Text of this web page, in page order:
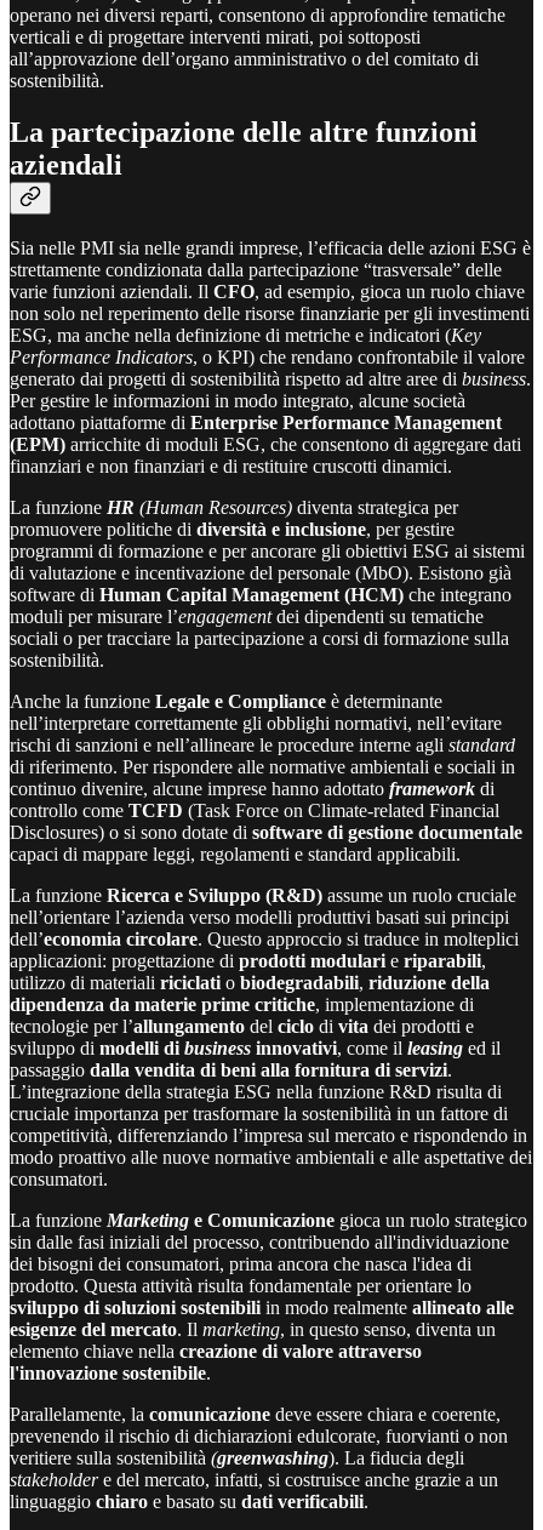
operano nei diversi reparti, consentono di approfondire tematiche
verticali e di progettare interventi mirati, poi sottoposti
all’approvazione dell’organo amministrativo o del comitato di
sostenibilità.
La partecipazione delle altre funzioni
aziendali
Sia nelle PMI sia nelle grandi imprese, l’efficacia delle azioni ESG è
strettamente condizionata dalla partecipazione “trasversale” delle
varie funzioni aziendali. Il CFO, ad esempio, gioca un ruolo chiave
non solo nel reperimento delle risorse finanziarie per gli investimenti
ESG, ma anche nella definizione di metriche e indicatori (Key
Performance Indicators, o KPI) che rendano confrontabile il valore
generato dai progetti di sostenibilità rispetto ad altre aree di business.
Per gestire le informazioni in modo integrato, alcune società
adottano piattaforme di Enterprise Performance Management
(EPM) arricchite di moduli ESG, che consentono di aggregare dati
finanziari e non finanziari e di restituire cruscotti dinamici.
La funzione HR (Human Resources) diventa strategica per
promuovere politiche di diversità e inclusione, per gestire
programmi di formazione e per ancorare gli obiettivi ESG ai sistemi
di valutazione e incentivazione del personale (MbO). Esistono già
software di Human Capital Management (HCM) che integrano
moduli per misurare l’engagementdei dipendenti su tematiche
sociali o per tracciare la partecipazione a corsi di formazione sulla
sostenibilità.
Anche la funzione Legale e Compliance è determinante
nell’interpretare correttamente gli obblighi normativi, nell’evitare
rischi di sanzioni e nell’allineare le procedure interne agli standard
di riferimento. Per rispondere alle normative ambientali e sociali in
continuo divenire, alcune imprese hanno adottato framework di
controllo come TCFD (Task Force on Climate-related Financial
Disclosures) o si sono dotate di software di gestione documentale
capaci di mappare leggi, regolamenti e standard applicabili.
La funzione Ricerca e Sviluppo (R&D) assume un ruolo cruciale
nell’orientare l’azienda verso modelli produttivi basati sui principi
dell’economia circolare. Questo approccio si traduce in molteplici
applicazioni: progettazione di prodotti modularie riparabili,
utilizzo di materiali riciclatio biodegradabili, riduzione della
dipendenza da materie prime critiche, implementazione di
tecnologie per l’allungamento del ciclo di vita dei prodotti e
sviluppo di modelli dibusiness innovativi, come il leasing ed il
passaggio dalla vendita di beni alla fornitura di servizi.
L’integrazione della strategia ESG nella funzione R&D risulta di
cruciale importanza per trasformare la sostenibilità in un fattore di
competitività, differenziando l’impresa sul mercato e rispondendo in
modo proattivo alle nuove normative ambientali e alle aspettative dei
consumatori.
La funzione Marketing e Comunicazione gioca un ruolo strategico
sin dalle fasi iniziali del processo, contribuendo all'individuazione
dei bisogni dei consumatori, prima ancora che nasca l'idea di
prodotto. Questa attività risulta fondamentale per orientare lo
sviluppo di soluzioni sostenibiliin modo realmente allineato alle
esigenze del mercato. Il marketing, in questo senso, diventa un
elemento chiave nella creazione di valore attraverso
l'innovazione sostenibile.
Parallelamente, la comunicazione deve essere chiara e coerente,
prevenendo il rischio di dichiarazioni edulcorate, fuorvianti o non
veritiere sulla sostenibilità (greenwashing). La fiducia degli
stakeholdere del mercato, infatti, si costruisce anche grazie a un
linguaggio chiaro e basato su dati verificabili.